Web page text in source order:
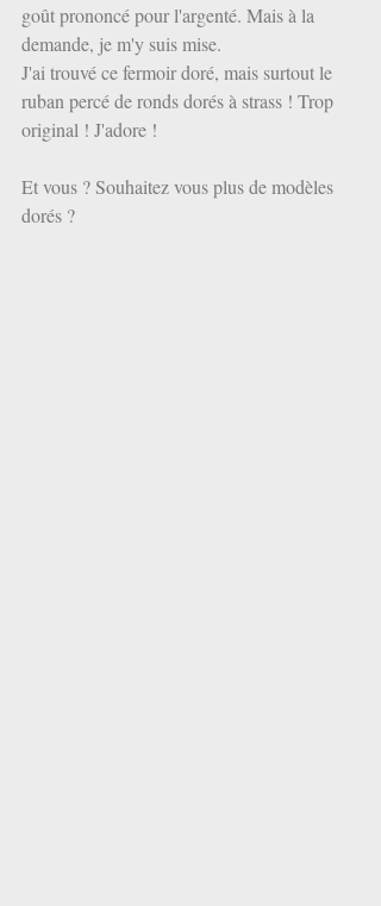
goût prononcé pour l'argenté. Mais à la
demande, je m'y suis mise.
J'ai trouvé ce fermoir doré, mais surtout le
ruban percé de ronds dorés à strass ! Trop
original ! J'adore !
Et vous ? Souhaitez vous plus de modèles
dorés ?